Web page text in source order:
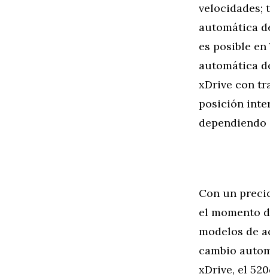
velocidades;
automática
es posible
automática
xDrive con
posición
Con un
el momento
modelos de
cambio
xDrive, el